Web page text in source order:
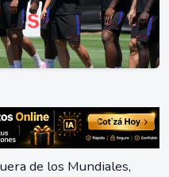
de los Mundiales,